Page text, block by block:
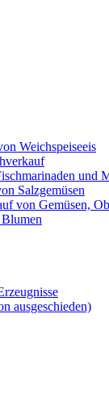
Weichspeiseeis
und
Salzgemüsen
von Gemüsen,
ausgeschieden)